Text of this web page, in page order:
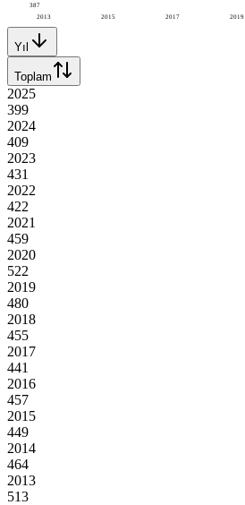
2013 2015 2017 2019
387
Yıl
Toplam
2025
399
2024
409
2023
431
2022
422
2021
459
2020
522
2019
480
2018
455
2017
441
2016
457
2015
449
2014
464
2013
513